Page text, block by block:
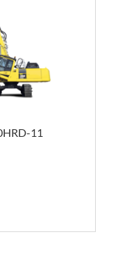
11